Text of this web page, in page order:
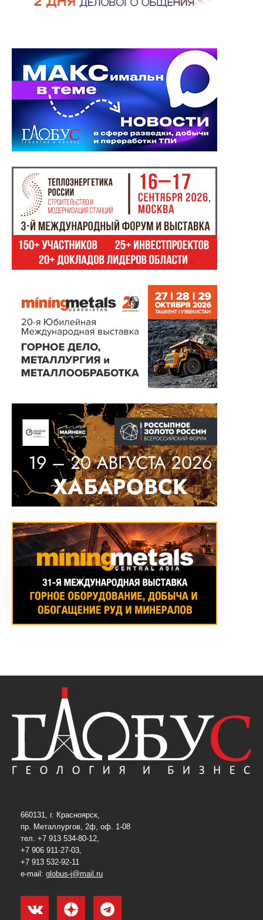
660131, г. Красноярск,
пр. Металлургов, 2ф, оф. 1-08
тел. +7 913 534-80-12,
+7 906 911-27-03,
+7 913 532-92-11
e-mail: globus-j@mail.ru